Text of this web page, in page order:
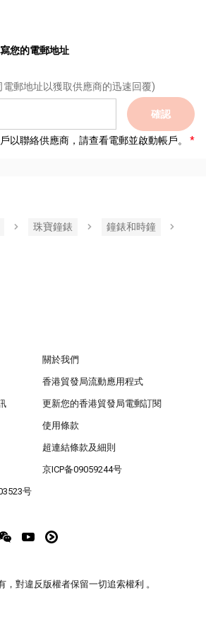
您的電郵地址
電郵地址以獲取供應商的迅速回覆)
確認
以聯絡供應商，請查看電郵並啟動帳戶。
珠寶鐘錶
鐘錶和時鐘
關於我們
香港貿發局流動應用程式
更新您的香港貿發局電郵訂閱
使用條款
超連結條款及細則
京ICP备09059244号
号
，對違反版權者保留一切追索權利 。